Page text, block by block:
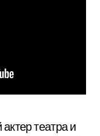
театра и